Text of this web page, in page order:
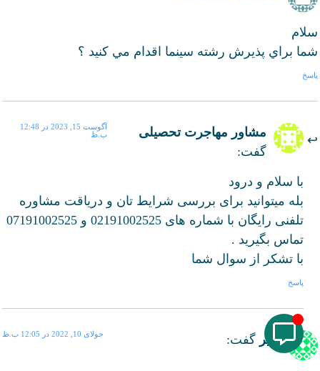
سلام
شما براي پذيرش رشته سينما اقدام مي كنيد ؟
پاسخ
مشاور مهاجرت تحصیلی
گفت:
آگوست 15, 2023 در 12:48
ب.ظ
با سلام و درود
بله میتوانید برای بررسی شرایط تان و دریاقت مشاوره
تلفنی رایگان با شماره های 02191002525 و 07191002525
تماس بگیرید .
با تشکر از سوال شما
پاسخ
امیر گفت: جولای 10, 2022 در 12:05 ب.ظ